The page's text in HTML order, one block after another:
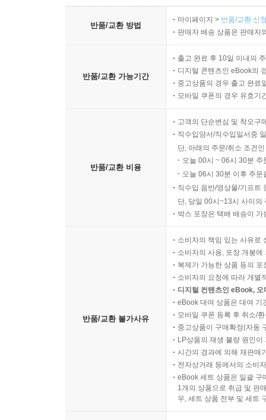
반품/교환 방법
마이페이지 > 반품/교환 신
판매자 배송 상품은 판매자
반품/교환 가능기간
출고 완료 후 10일 이내의
디지털 콘텐츠인 eBook의
중고상품의 경우 출고 완료
모바일 쿠폰의 경우 유효기
반품/교환 비용
고객의 단순변심 및 착오구
직수입양서/직수입일서중
단, 아래의 주문/취소 조건
오늘 00시 ~ 06시 30분
오늘 06시 30분 이후 주
직수입 음반/영상물/기프트
단, 당일 00시~13시 사이의
박스 포장은 택배 배송이
반품/교환 불가사유
소비자의 책임 있는 사유로
소비자의 사용, 포장 개봉
복제가 가능한 상품 등의
소비자의 요청에 따라 개별
디지털 컨텐츠인 eBook,
eBook 대여 상품은 대여 기
모바일 쿠폰 등록 후 취소/
중고상품이 구매확정(자동
LP상품의 재생 불량 원인
시간의 경과에 의해 재판매
전자상거래 등에서의 소비
eBook 세트 상품은 일괄 구
1개의 상품으로 취급 및 판
우, 세트 상품 전부 및 세트